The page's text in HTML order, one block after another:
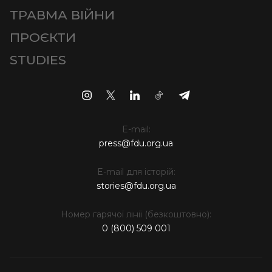
ТРАВМА ВІЙНИ
ПРОЄКТИ
STUDIES
E-mail:
press@fdu.org.ua
E-mail для історій:
stories@fdu.org.ua
Номер гарячої лінії (безкоштовно):
0 (800) 509 001